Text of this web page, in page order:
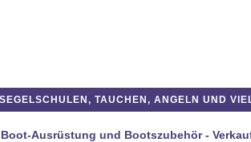
TAUCHEN, ANGELN UND
Ausrüstung und Bootszubehör -